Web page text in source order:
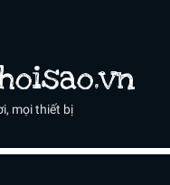
mọi thiết bị